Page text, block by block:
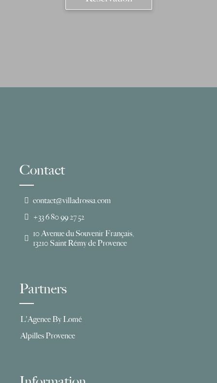
Contact
contact@villadrossa.com
+33 6 80 99 27 52
10 Avenue du Souvenir Français,
13210 Saint Rémy de Provence
Partners
L'Agence By Lomé
Alpilles Provence